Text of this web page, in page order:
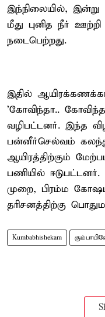
இந்நிலையில், இன்று
மீது புனித நீர்
நடைபெற்றது.
இதில்
'கோவிந்தா..
வழிபட்டனர். இந்த
பன்னீர்செல்வம்
ஆயிரத்திற்கும்
பணியில் ஈடுபட்டனர்.
முறை, பிரம்ம
தரிசனத்திற்கு
Kumbabhishekam